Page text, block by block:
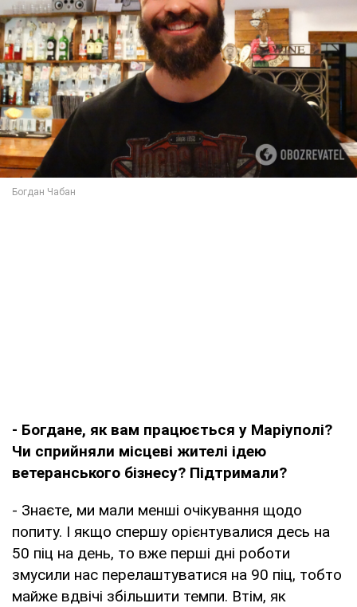
- Богдане, як вам працюється у Маріуполі?
Чи сприйняли місцеві жителі ідею
ветеранського бізнесу? Підтримали?
- Знаєте, ми мали менші очікування щодо
попиту. І якщо спершу орієнтувалися десь на
50 піц на день, то вже перші дні роботи
змусили нас перелаштуватися на 90 піц, тобто
майже вдвічі збільшити темпи. Втім, як